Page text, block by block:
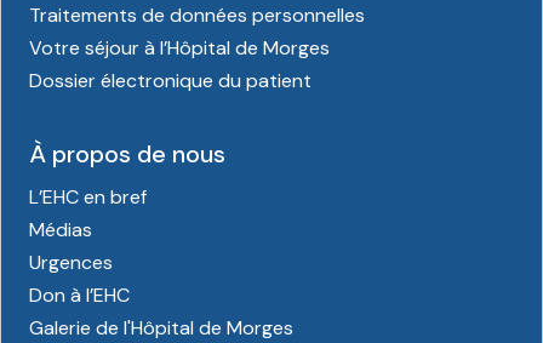
Traitements de données personnelles
Votre séjour à l’Hôpital de Morges
Dossier électronique du patient
À propos de nous
L’EHC en bref
Médias
Urgences
Don à l’EHC
Galerie de l'Hôpital de Morges